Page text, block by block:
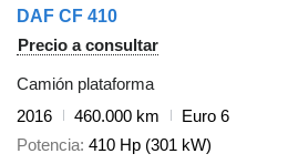
DAF CF 410
Precio a consultar
Camión plataforma
2016
460.000 km
Euro 6
Potencia 410 Hp (301 kW)